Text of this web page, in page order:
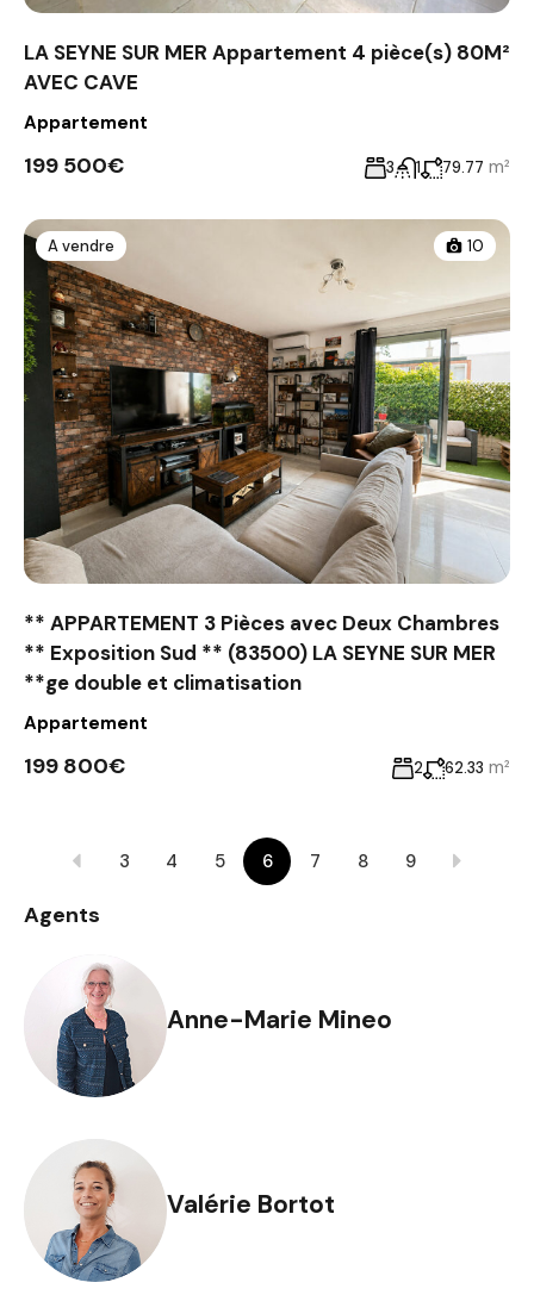
LA SEYNE SUR MER Appartement 4 pièce(s) 80M²
AVEC CAVE
Appartement
199 500€ 3 1 79.77 m²
A vendre 10
** APPARTEMENT 3 Pièces avec Deux Chambres
** Exposition Sud ** (83500) LA SEYNE SUR MER
**ge double et climatisation
Appartement
199 800€ 2 62.33 m²
3 4 5 6 7 8 9
Agents
Anne-Marie Mineo
Valérie Bortot